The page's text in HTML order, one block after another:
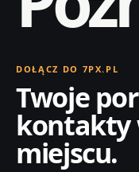
DOŁĄCZ DO 7PX.PL
Twoje
kontakty
miejscu.